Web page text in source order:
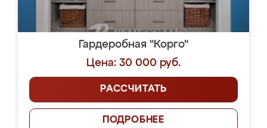
Гардеробная "Корго"
Цена: 30 000 руб.
РАССЧИТАТЬ
ПОДРОБНЕЕ